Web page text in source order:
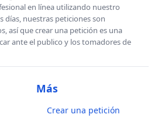
en línea utilizando nuestro
días, nuestras peticiones son
así que crear una petición es una
ante el publico y los tomadores de
Más
Crear una petición